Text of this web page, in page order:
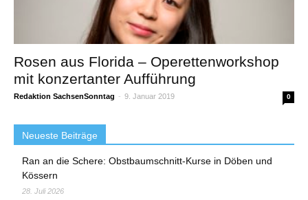
Rosen aus Florida – Operettenworkshop
mit konzertanter Aufführung
Redaktion SachsenSonntag - 9. Januar 2019 0
Neueste Beiträge
Ran an die Schere: Obstbaumschnitt-Kurse in Döben und
Kössern
28. Juli 2026